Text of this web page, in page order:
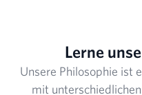
Lerne
Unsere Philosophie ist
mit